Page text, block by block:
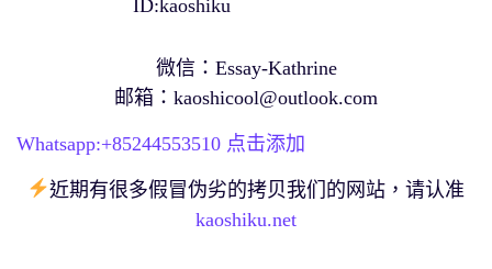
ID:kaoshiku
微信：Essay-Kathrine
邮箱： kaoshicool@outlook.com
Whatsapp:+85244553510 点击添加
近期有很多假冒伪劣的拷贝我们的网站，请认准
kaoshiku.net